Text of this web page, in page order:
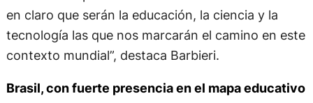
en claro que serán la educación, la ciencia y la
tecnología las que nos marcarán el camino en este
contexto mundial”, destaca Barbieri.
Brasil, con fuerte presencia en el mapa educativo